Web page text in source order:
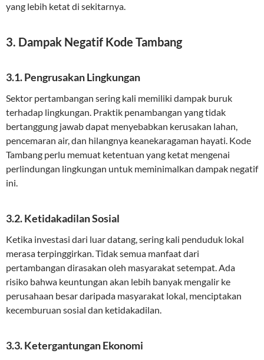
yang lebih ketat di sekitarnya.
3. Dampak Negatif Kode Tambang
3.1. Pengrusakan Lingkungan
Sektor pertambangan sering kali memiliki dampak buruk
terhadap lingkungan. Praktik penambangan yang tidak
bertanggung jawab dapat menyebabkan kerusakan lahan,
pencemaran air, dan hilangnya keanekaragaman hayati. Kode
Tambang perlu memuat ketentuan yang ketat mengenai
perlindungan lingkungan untuk meminimalkan dampak negatif
ini.
3.2. Ketidakadilan Sosial
Ketika investasi dari luar datang, sering kali penduduk lokal
merasa terpinggirkan. Tidak semua manfaat dari
pertambangan dirasakan oleh masyarakat setempat. Ada
risiko bahwa keuntungan akan lebih banyak mengalir ke
perusahaan besar daripada masyarakat lokal, menciptakan
kecemburuan sosial dan ketidakadilan.
3.3. Ketergantungan Ekonomi